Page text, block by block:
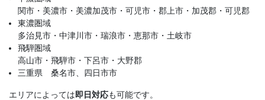
関市・美濃市・美濃加茂市・可児市・郡上市・加茂郡・可児郡
東濃圏域
多治見市・中津川市・瑞浪市・恵那市・土岐市
飛騨圏域
高山市・飛騨市・下呂市・大野郡
三重県 桑名市、四日市市
エリアによっては 即日対応も可能です。